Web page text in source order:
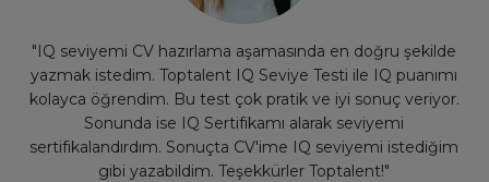
"IQ seviyemi CV hazırlama aşamasında en doğru şekilde
yazmak istedim. Toptalent IQ Seviye Testi ile IQ puanımı
kolayca öğrendim. Bu test çok pratik ve iyi sonuç veriyor.
Sonunda ise IQ Sertifikamı alarak seviyemi
sertifikalandırdım. Sonuçta CV'ime IQ seviyemi istediğim
gibi yazabildim. Teşekkürler Toptalent!"